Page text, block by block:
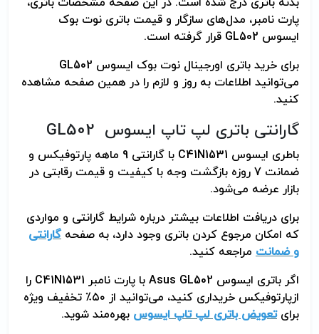
پارت نامبر، مدل‌های سازگار و قیمت باتری نوت بوک
ایسوس GL502 قرار گرفته است.
برای خرید باتری اورجینال نوت بوک ایسوس GL502
می‌توانید اطلاعات به روز و لازم را در همین صفحه مشاهده
کنید.
گارانتی باتری لپ تاپ ایسوس GL502
باطری ایسوس C41N1531
با گارانتی 9 ماهه پارتوفیکس و
ضمانت 7 روزه بازگشت وجه با کیفیت و قیمت رقابتی در
بازار عرضه می‌شود.
برای دریافت اطلاعات بیشتر درباره شرایط گارانتی و مواردی
که امکان مرجوع کردن باتری وجود دارد، به صفحهگارانتی
و ضمانت مراجعه کنید.
اگر باتری ایسوس Asus GL502 با پارت نامبر C41N1531 را
ازپارتوفیکس خریداری کنید، می‌توانید از ۵۰٪ تخفیف ویژه
برای تعویض باتری لپ تاپ ایسوس بهره‌مند شوید.